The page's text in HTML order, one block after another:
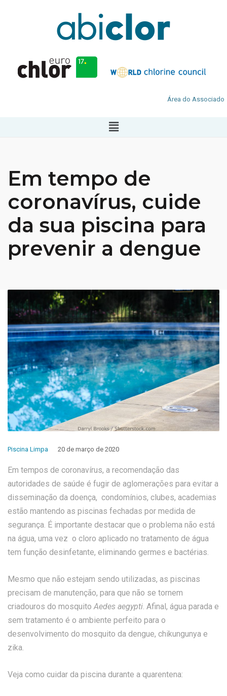
Área do Associado
Em tempo de
coronavírus, cuide
da sua piscina para
prevenir a dengue
Piscina Limpa 20 de março de 2020
Em tempos de coronavírus, a recomendação das
autoridades de saúde é fugir de aglomerações para evitar a
disseminação da doença, condomínios, clubes, academias
estão mantendo as piscinas fechadas por medida de
segurança. É importante destacar que o problema não está
na água, uma vez o cloro aplicado no tratamento de água
tem função desinfetante, eliminando germes e bactérias.
Mesmo que não estejam sendo utilizadas, as piscinas
precisam de manutenção, para que não se tornem
criadouros do mosquitoAedes aegypti. Afinal, água parada e
sem tratamento é o ambiente perfeito para o
desenvolvimento do mosquito da dengue, chikungunya e
zika.
Veja como cuidar da piscina durante a quarentena: